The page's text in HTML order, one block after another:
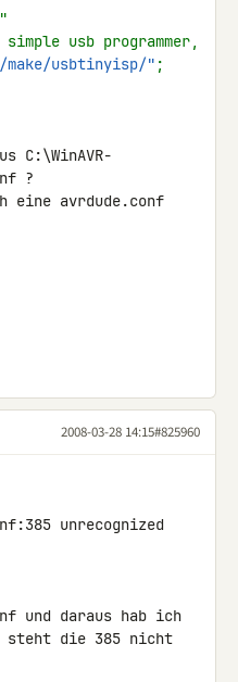
usb programmer,
usbtinyisp/" ;
C:\WinAVR-
?
eine avrdude.conf
2008-03-28 14:15#825960
unrecognized
und daraus hab ich
steht die 385 nicht